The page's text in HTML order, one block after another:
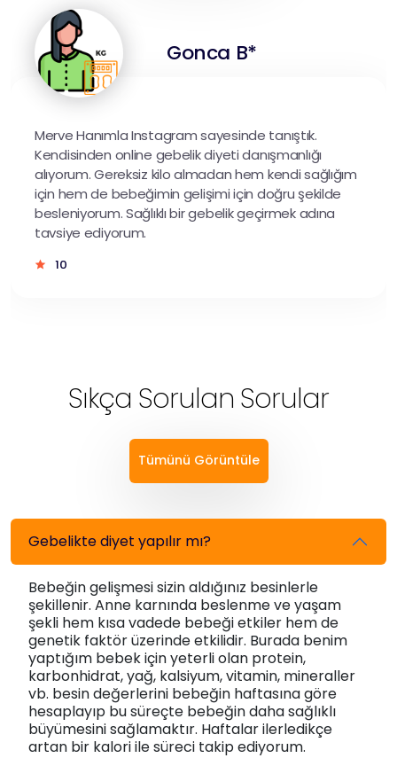
Gonca B*
Merve Hanımla Instagram sayesinde tanıştık.
Kendisinden online gebelik diyeti danışmanlığı
alıyorum. Gereksiz kilo almadan hem kendi sağlığım
için hem de bebeğimin gelişimi için doğru şekilde
besleniyorum. Sağlıklı bir gebelik geçirmek adına
tavsiye ediyorum.
10
Sıkça Sorulan Sorular
Tümünü Görüntüle
Gebelikte diyet yapılır mı?
Bebeğin gelişmesi sizin aldığınız besinlerle
şekillenir. Anne karnında beslenme ve yaşam
şekli hem kısa vadede bebeği etkiler hem de
genetik faktör üzerinde etkilidir. Burada benim
yaptığım bebek için yeterli olan protein,
karbonhidrat, yağ, kalsiyum, vitamin, mineraller
vb. besin değerlerini bebeğin haftasına göre
hesaplayıp bu süreçte bebeğin daha sağlıklı
büyümesini sağlamaktır. Haftalar ilerledikçe
artan bir kalori ile süreci takip ediyorum.